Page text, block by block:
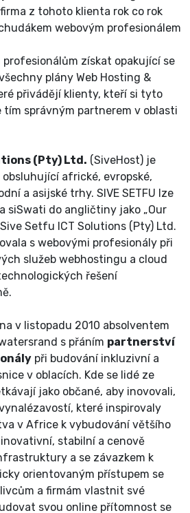
z tohoto klienta rok co rok
webovým profesionálem
profesionálům získat opakující se
plány Web Hosting &
přivádějí klienty, kteří si tyto
tím správným partnerem v oblasti
(Pty) Ltd. (SiveHost) je
africké, evropské,
a asijské trhy. SIVE SETFU lze
siSwati do angličtiny jako „Our
Setfu ICT Solutions (Pty) Ltd.
s webovými profesionály při
služeb webhostingu a cloud
řešení
v listopadu 2010 absolventem
s přáním partnerství
při budování inkluzivní a
v oblacích. Kde se lidé ze
jako občané, aby inovovali,
které inspirovaly
v Africe k vybudování většího
stabilní a cenově
a se závazkem k
orientovaným přístupem se
a firmám vlastnit své
svou online přítomnost se